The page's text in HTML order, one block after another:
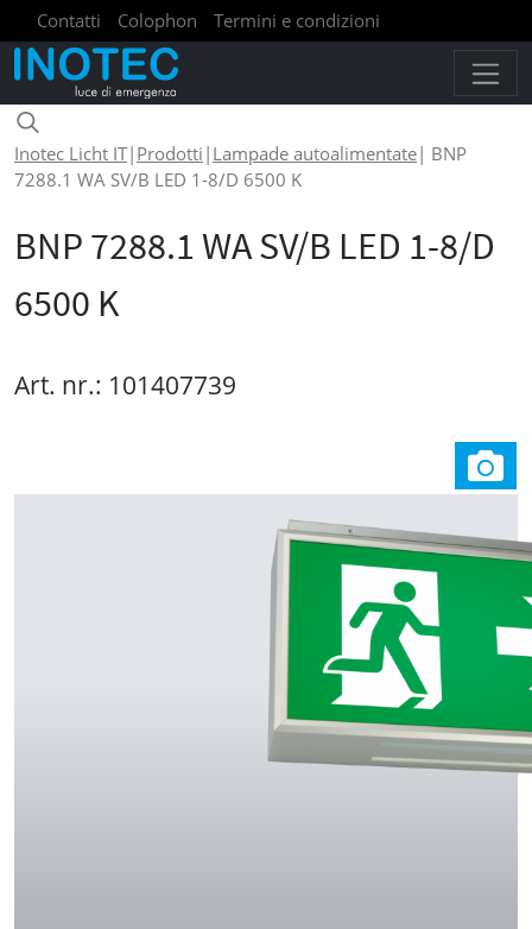
Contatti Colophon
Termini e condizioni
Politica sulla riservatezza
Inotec Licht IT| Prodotti | Lampade autoalimentate| BNP
7288.1 WA SV/B LED 1-8/D 6500 K
BNP 7288.1 WA SV/B LED 1-8/D
6500 K
Art. nr.: 101407739